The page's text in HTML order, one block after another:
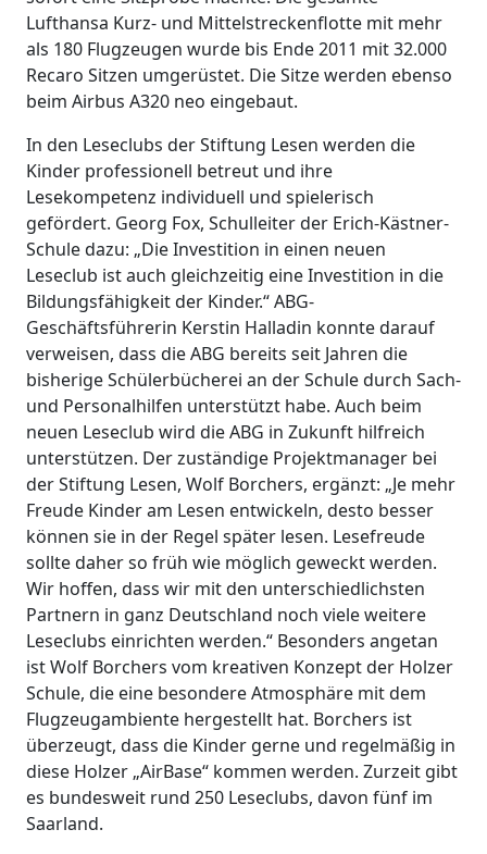
Lufthansa Kurz- und Mittelstreckenflotte mit mehr
als 180 Flugzeugen wurde bis Ende 2011 mit 32.000
Recaro Sitzen umgerüstet. Die Sitze werden ebenso
beim Airbus A320 neo eingebaut.
In den Leseclubs der Stiftung Lesen werden die
Kinder professionell betreut und ihre
Lesekompetenz individuell und spielerisch
gefördert. Georg Fox, Schulleiter der Erich-Kästner-
Schule dazu: „Die Investition in einen neuen
Leseclub ist auch gleichzeitig eine Investition in die
Bildungsfähigkeit der Kinder.“ ABG-
Geschäftsführerin Kerstin Halladin konnte darauf
verweisen, dass die ABG bereits seit Jahren die
bisherige Schülerbücherei an der Schule durch Sach-
und Personalhilfen unterstützt habe. Auch beim
neuen Leseclub wird die ABG in Zukunft hilfreich
unterstützen. Der zuständige Projektmanager bei
der Stiftung Lesen, Wolf Borchers, ergänzt: „Je mehr
Freude Kinder am Lesen entwickeln, desto besser
können sie in der Regel später lesen. Lesefreude
sollte daher so früh wie möglich geweckt werden.
Wir hoffen, dass wir mit den unterschiedlichsten
Partnern in ganz Deutschland noch viele weitere
Leseclubs einrichten werden.“ Besonders angetan
ist Wolf Borchers vom kreativen Konzept der Holzer
Schule, die eine besondere Atmosphäre mit dem
Flugzeugambiente hergestellt hat. Borchers ist
überzeugt, dass die Kinder gerne und regelmäßig in
diese Holzer „AirBase“ kommen werden. Zurzeit gibt
es bundesweit rund 250 Leseclubs, davon fünf im
Saarland.